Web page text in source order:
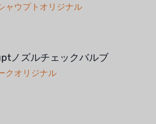
ャウプトオリジナル
ノズルチェックバルブ
クオリジナル